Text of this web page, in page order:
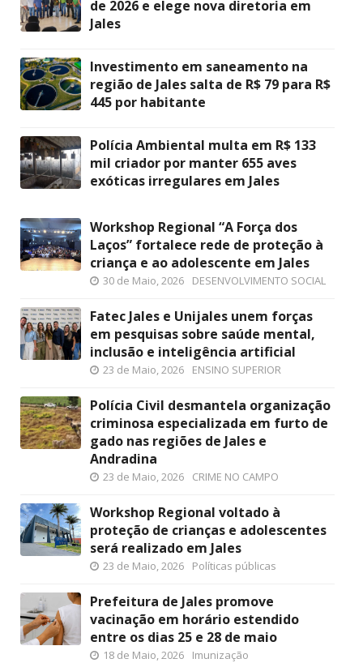
de 2026 e elege nova diretoria em
Jales
Investimento em saneamento na
região de Jales salta de R$ 79 para R$
445 por habitante
Polícia Ambiental multa em R$ 133
mil criador por manter 655 aves
exóticas irregulares em Jales
Workshop Regional “A Força dos
Laços” fortalece rede de proteção à
criança e ao adolescente em Jales
30 de Maio, 2026 DESENVOLVIMENTO SOCIAL
Fatec Jales e Unijales unem forças
em pesquisas sobre saúde mental,
inclusão e inteligência artificial
23 de Maio, 2026 ENSINO SUPERIOR
Polícia Civil desmantela organização
criminosa especializada em furto de
gado nas regiões de Jales e
Andradina
23 de Maio, 2026 CRIME NO CAMPO
Workshop Regional voltado à
proteção de crianças e adolescentes
será realizado em Jales
23 de Maio, 2026 Políticas públicas
Prefeitura de Jales promove
vacinação em horário estendido
entre os dias 25 e 28 de maio
18 de Maio, 2026 Imunização